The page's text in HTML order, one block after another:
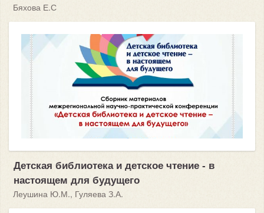
Бяхова Е.С
Детская библиотека и детское чтение - в
настоящем для будущего
Леушина Ю.М., Гуляева З.А.